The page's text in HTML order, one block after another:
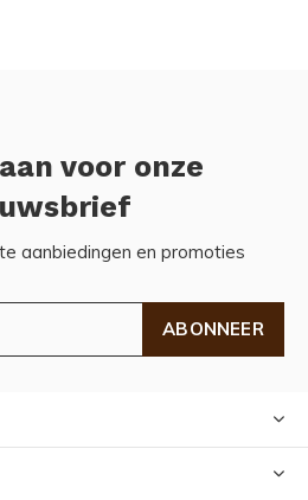
voor onze
aanbiedingen en promoties
ABONNEER